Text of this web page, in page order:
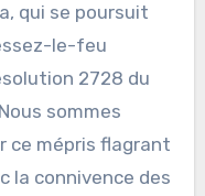
qui se poursuit
le-feu
2728 du
sommes
ce mépris flagrant
la connivence des